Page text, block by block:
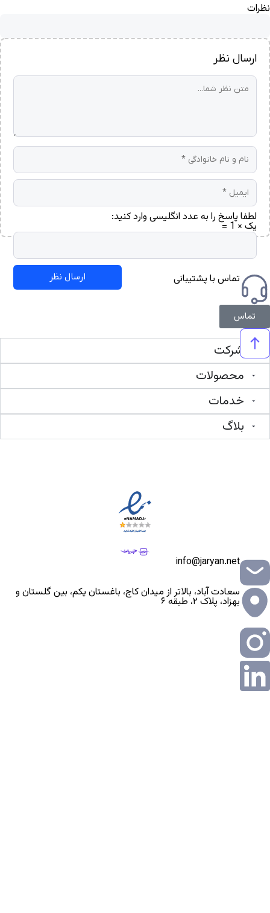
نظرات
ارسال نظر
لطفا پاسخ را به عدد انگلیسی وارد کنید:
یک × 1 =
تماس با پشتیبانی
تماس
شرکت
محصولات
خدمات
بلاگ
info@jaryan.net
سعادت آباد، بالاتر از میدان کاج، باغستان یکم، بین گلستان و
بهزاد، پلاک ۲، طبقه ۶